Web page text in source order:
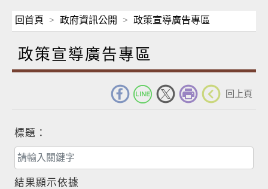
回首頁 政府資訊公開 政策宣導廣告專區
政策宣導廣告專區
回上頁
標題：
結果顯示依據